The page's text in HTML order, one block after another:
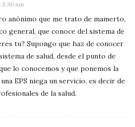
3:30 am
anónimo que me trato de mamerto,
general, que conoce del sistema de
tu? Supongo que haz de conocer
de salud, desde el punto de
lo conocemos y que ponemos la
EPS niega un servicio, es decir de
de la salud.